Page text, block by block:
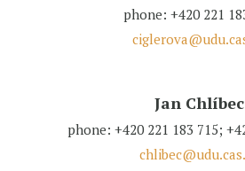
phone: +420 221
Jan Chlíbec
phone: +420 221 183 715;